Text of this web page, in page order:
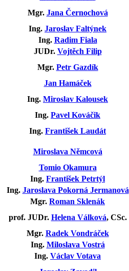
Mgr. Jana Černochová
Ing. Jaroslav Faltýnek
Ing. Radim Fiala
JUDr. Vojtěch Filip
Mgr. Petr Gazdík
Jan Hamáček
Ing. Miroslav Kalousek
Ing. Pavel Kováčik
Ing. František Laudát
Miroslava Němcová
Tomio Okamura
Ing. František Petrtýl
Ing. Jaroslava Pokorná Jermanová
Mgr. Roman Sklenák
prof. JUDr. Helena Válková, CSc.
Mgr. Radek Vondráček
Ing. Miloslava Vostrá
Ing. Václav Votava